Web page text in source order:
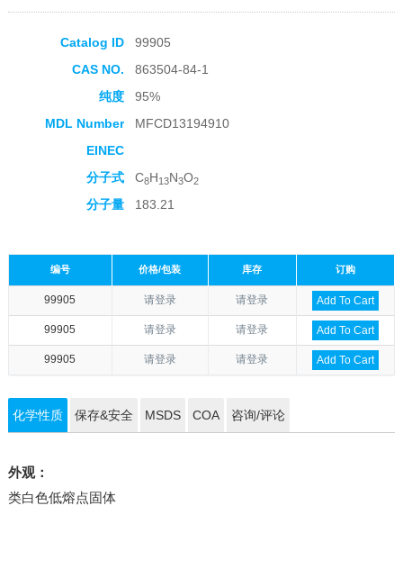
Catalog ID
99905
CAS NO.
863504-84-1
纯度
95%
MDL Number
MFCD13194910
EINEC
分子式
C8H13N3O2
分子量 183.21
编号 价格/包装 库存 订购
99905 请登录 请登录 Add To Cart
99905 请登录 请登录 Add To Cart
99905 请登录 请登录 Add To Cart
化学性质 保存&安全 MSDS COA 咨询/评论
外观：
类白色低熔点固体